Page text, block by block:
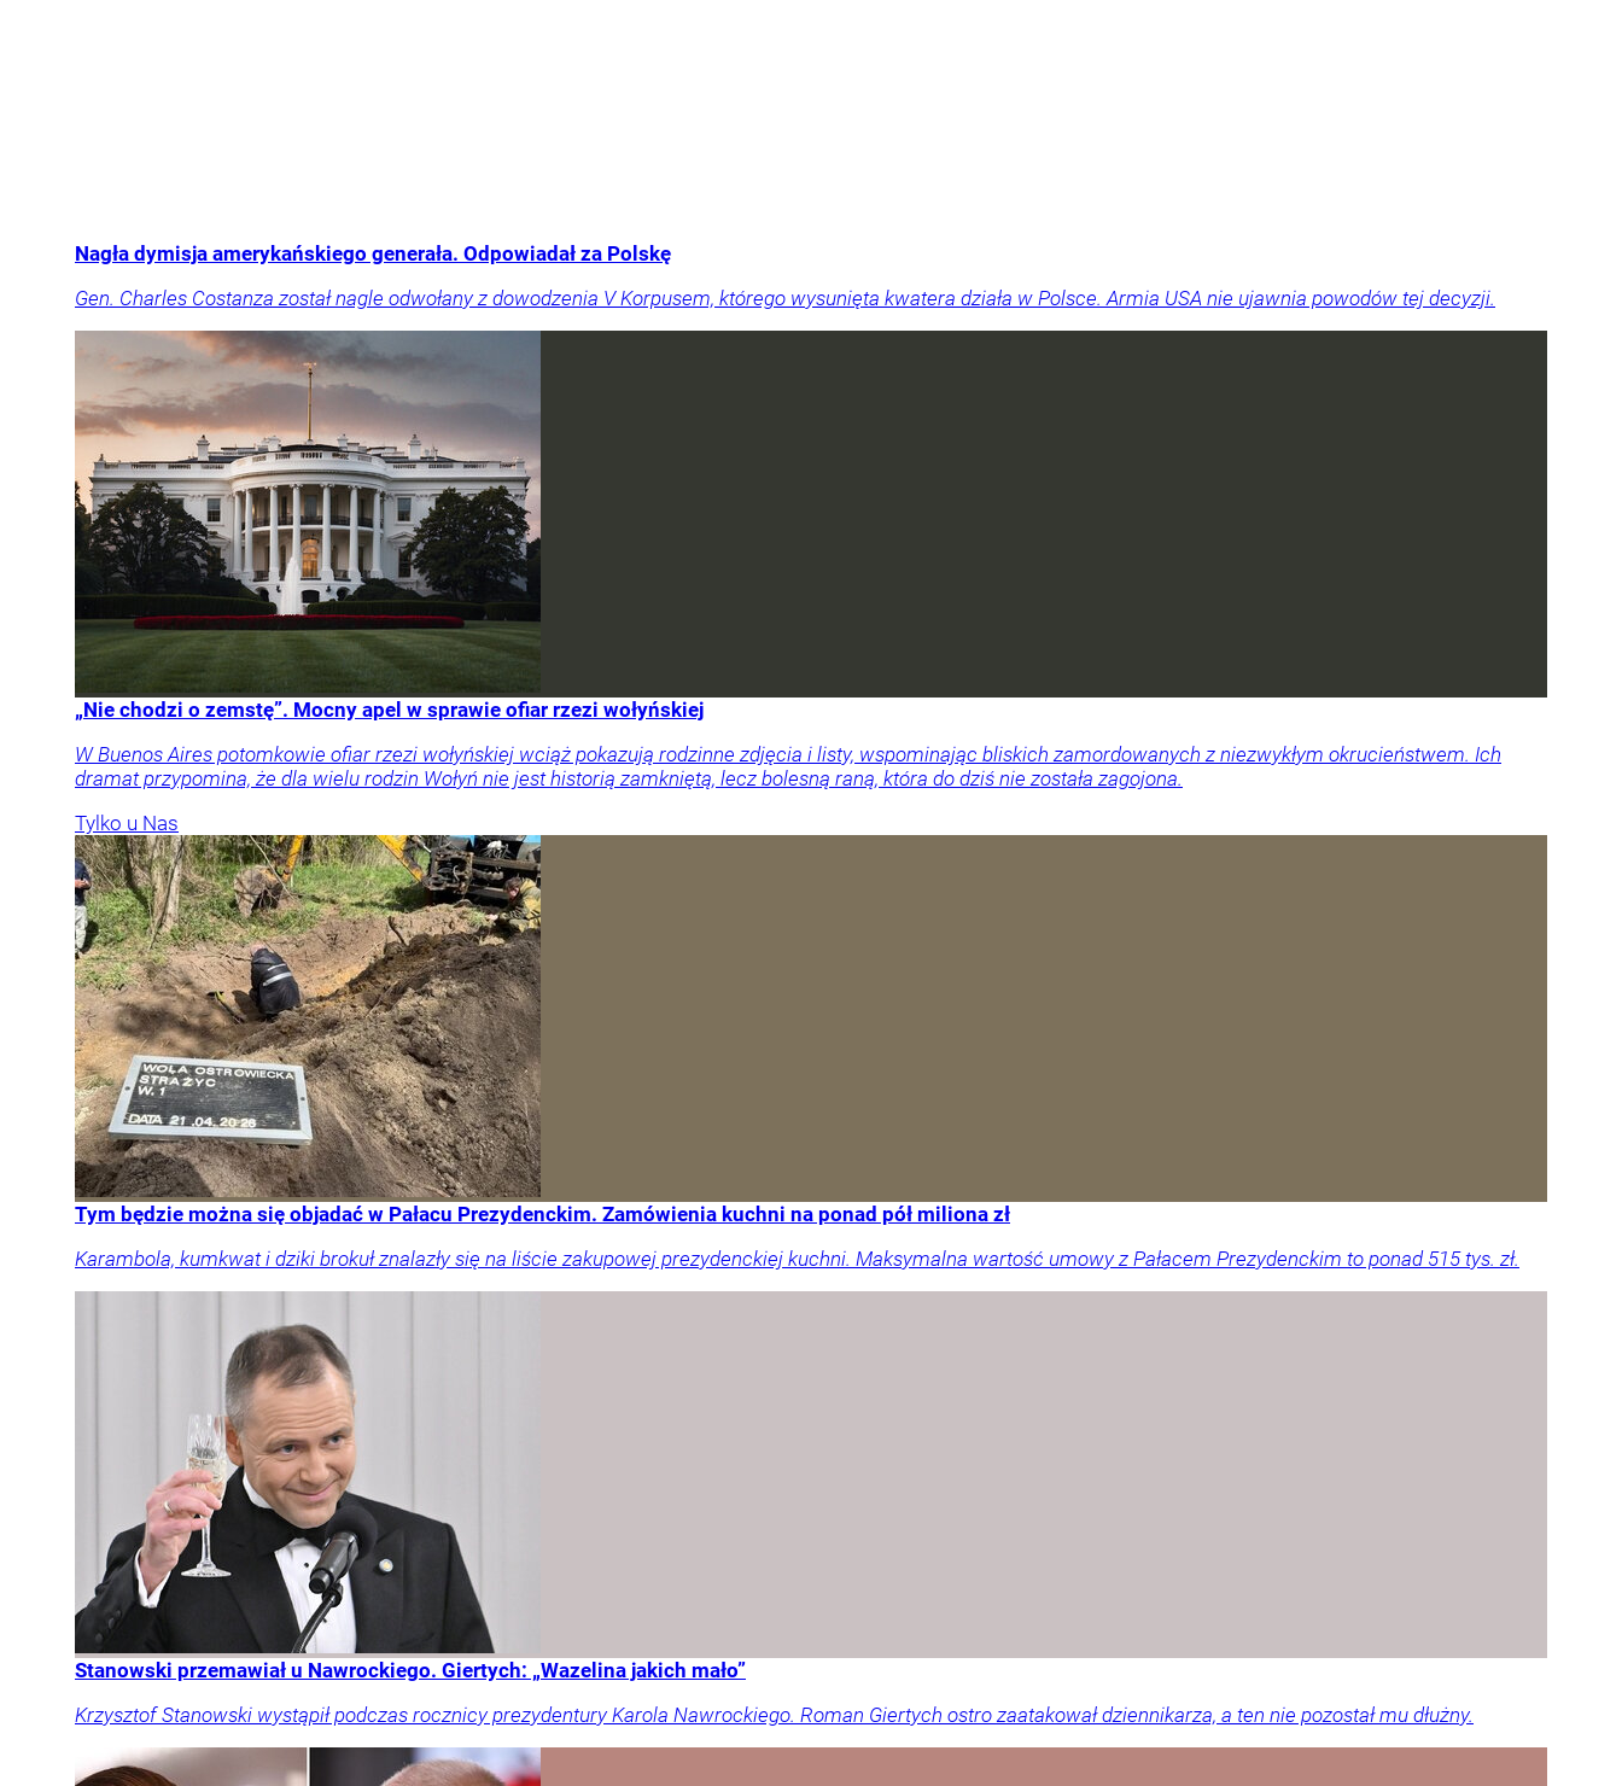
Nagła dymisja amerykańskiego generała. Odpowiadał za Polskę
Gen. Charles Costanza został nagle odwołany z dowodzenia V Korpusem, którego wysunięta kwatera działa w Polsce. Armia USA nie ujawnia powodów tej decyzji.
„Nie chodzi o zemstę”. Mocny apel w sprawie ofiar rzezi wołyńskiej
W Buenos Aires potomkowie ofiar rzezi wołyńskiej wciąż pokazują rodzinne zdjęcia i listy, wspominając bliskich zamordowanych z niezwykłym okrucieństwem. Ich
dramat przypomina, że dla wielu rodzin Wołyń nie jest historią zamkniętą, lecz bolesną raną, która do dziś nie została zagojona.
Tylko u Nas
Tym będzie można się objadać w Pałacu Prezydenckim. Zamówienia kuchni na ponad pół miliona zł
Karambola, kumkwat i dziki brokuł znalazły się na liście zakupowej prezydenckiej kuchni. Maksymalna wartość umowy z Pałacem Prezydenckim to ponad 515 tys. zł.
Stanowski przemawiał u Nawrockiego. Giertych: „Wazelina jakich mało”
Krzysztof Stanowski wystąpił podczas rocznicy prezydentury Karola Nawrockiego. Roman Giertych ostro zaatakował dziennikarza, a ten nie pozostał mu dłużny.